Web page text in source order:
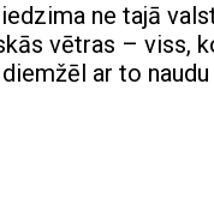
ne tajā
vētras – viss,
ar to